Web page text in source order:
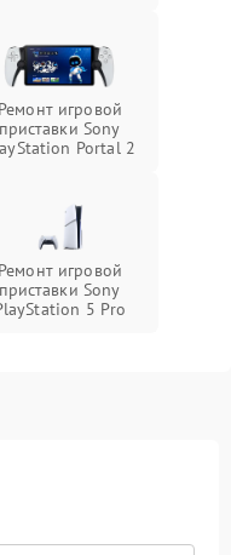
Ремонт игровой
приставки Sony
Portal 2
Ремонт игровой
приставки Sony
5 Pro